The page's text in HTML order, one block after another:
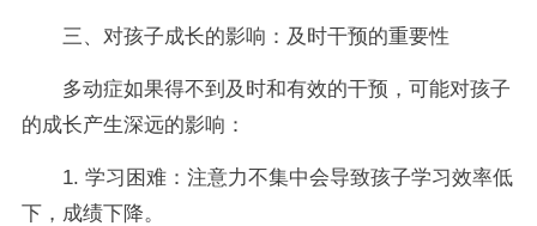
三、对孩子成长的影响：及时干预的重要性
多动症如果得不到及时和有效的干预，可能对孩子
的成长产生深远的影响：
1. 学习困难：注意力不集中会导致孩子学习效率低
下，成绩下降。